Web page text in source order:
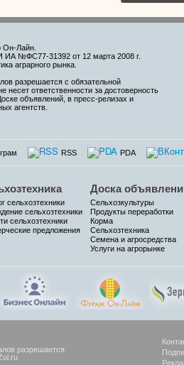
Он-Лайн
ИА №ФС77-31392 от 12 марта 2008 г.
аграрного рынка.
разрешается с обязательной
несет ответственности за достоверность
объявлений, в пресс-релизах и
агентств.
RSS PDA
сельхозтехники
сельхозтехники
сельхозтехники
предложения
Доска
Сельхозкультуры
Продукты переработки
Корма
Сельхозтехника
Семена и агросредства
Услуги на агрорынке
разрешается